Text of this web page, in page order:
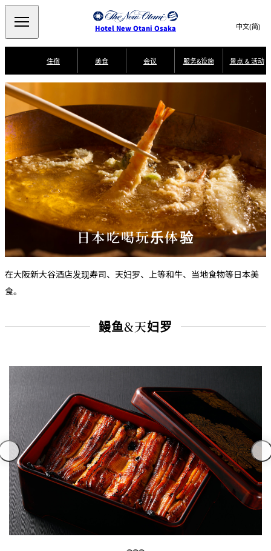
Hotel New Otani Osaka Search
サ
ト
内
検
を
閉
言
切
替
え
メ
開
閉
JP(日本語)
EN
中文(简)
Select Language
住宿
务
指
南
华
早
餐
m
s
a
n
d
C
o
n
di
ti
o
o
c
at
美食
美食
SATSUKI SAKURA Keyaki
乾山
叙々苑 游玄
KAGAIRO
藤尾 大观苑 Mikan
SATSUKI
LOUNGE
Patisserie
SATSUKI CASTLE 四季天空酒廊 客房服务
会议 服务&设施 景点 & 活动
景
点
&
活
动
日本吃喝玩乐体验
在大阪新大谷酒店发现寿司、天妇罗、上等和牛、当地食物等日本美
食。
鳗鱼&天妇罗